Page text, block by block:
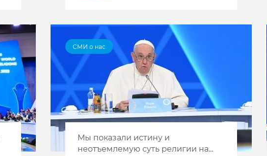
СМИ о нас
Мы показали истину и
неотъемлемую суть религии на...